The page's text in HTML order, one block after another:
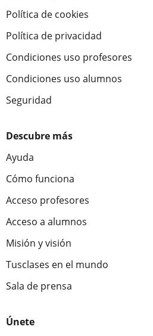
Política de cookies
Política de privacidad
Condiciones uso profesores
Condiciones uso alumnos
Seguridad
Descubre más
Ayuda
Cómo funciona
Acceso profesores
Acceso a alumnos
Misión y visión
Tusclases en el mundo
Sala de prensa
Únete